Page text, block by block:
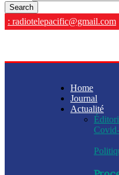
: radiotelepacific@gmail.com
Home
Journal
Actualité